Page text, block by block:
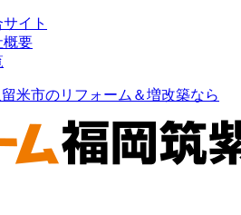
イト
概要
米市のリフォーム＆増改築なら